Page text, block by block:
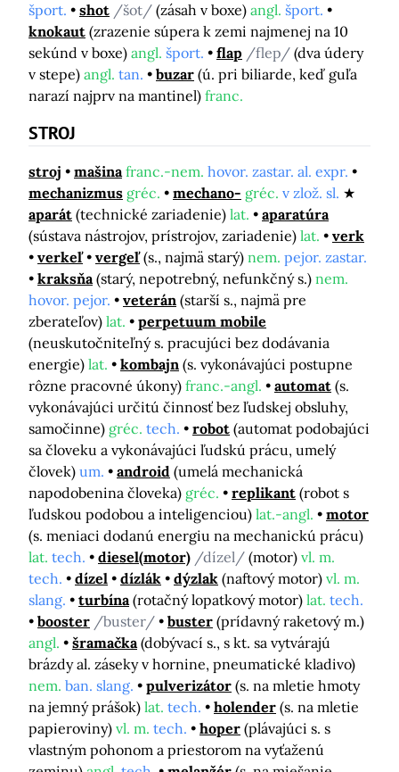
šport.
shot /šot/ (zásah v boxe) angl. šport.
knokaut (zrazenie súpera k zemi najmenej na 10
sekúnd v boxe) angl. šport. flap /flep/ (dva údery
v stepe) angl. tan. buzar (ú. pri biliarde, keď guľa
narazí najprv na mantinel) franc.
STROJ
stroj mašina franc.-nem. hovor. zastar. al. expr.
mechanizmus gréc. mechano- gréc. v zlož. sl.
aparát (technické zariadenie) lat.
aparatúra
(sústava nástrojov, prístrojov, zariadenie) lat.
verk
verkeľ
vergeľ (s., najmä starý) nem. pejor. zastar.
kraksňa (starý, nepotrebný, nefunkčný s.) nem.
hovor. pejor.
veterán (starší s., najmä pre
zberateľov) lat.
perpetuum mobile
(neuskutočniteľný s. pracujúci bez dodávania
energie) lat. kombajn (s. vykonávajúci postupne
rôzne pracovné úkony) franc.-angl. automat (s.
vykonávajúci určitú činnosť bez ľudskej obsluhy,
samočinne) gréc. tech. robot (automat podobajúci
sa človeku a vykonávajúci ľudskú prácu, umelý
človek) um. android (umelá mechanická
napodobenina človeka) gréc. replikant (robot s
ľudskou podobou a inteligenciou) lat.-angl.
motor
(s. meniaci dodanú energiu na mechanickú prácu)
lat. tech. diesel(motor) /dízel/ (motor) vl. m.
tech.
dízel dízlák dýzlak (naftový motor) vl. m.
slang.
turbína (rotačný lopatkový motor) lat. tech.
booster /buster/ buster (prídavný raketový m.)
angl.
šramačka (dobývací s., s kt. sa vytvárajú
brázdy al. záseky v hornine, pneumatické kladivo)
nem. ban. slang. pulverizátor (s. na mletie hmoty
na jemný prášok) lat. tech. holender (s. na mletie
papieroviny) vl. m. tech. hoper (plávajúci s. s
vlastným pohonom a priestorom na vyťaženú